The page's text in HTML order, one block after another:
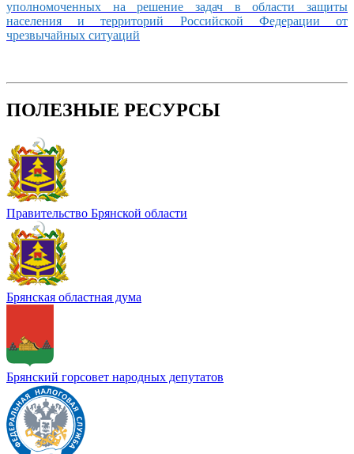
уполномоченных на решение задач в области защиты
населения и территорий Российской Федерации от
чрезвычайных ситуаций
ПОЛЕЗНЫЕ РЕСУРСЫ
Правительство Брянской области
Брянская областная дума
Брянский горсовет народных депутатов